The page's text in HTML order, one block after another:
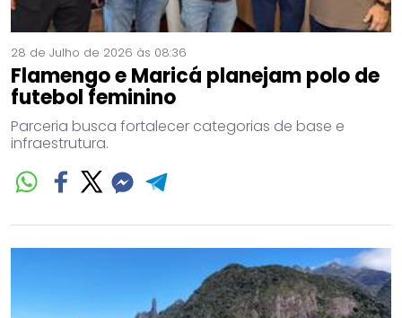
28 de Julho de 2026 às 08:36
Flamengo e Maricá planejam polo de
futebol feminino
Parceria busca fortalecer categorias de base e
infraestrutura.